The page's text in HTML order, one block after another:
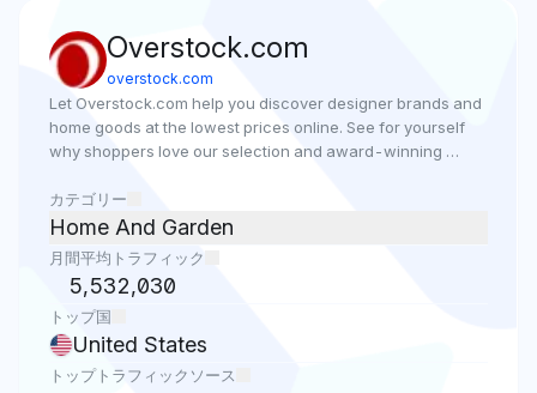
Overstock.com
overstock.com
Let Overstock.com help you discover designer brands and
home goods at the lowest prices online. See for yourself
why shoppers love our selection and award-winning
カテゴリー
Home And Garden
月間平均トラフィック
5,532,030
トップ国
United States
トップトラフィックソース